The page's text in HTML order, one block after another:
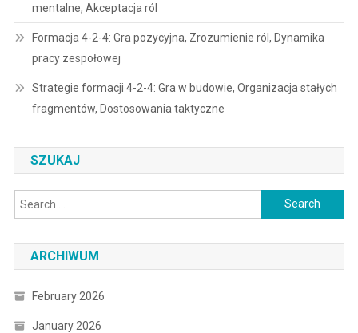
mentalne, Akceptacja ról
Formacja 4-2-4: Gra pozycyjna, Zrozumienie ról, Dynamika
pracy zespołowej
Strategie formacji 4-2-4: Gra w budowie, Organizacja stałych
fragmentów, Dostosowania taktyczne
SZUKAJ
Search
for:
ARCHIWUM
February 2026
January 2026